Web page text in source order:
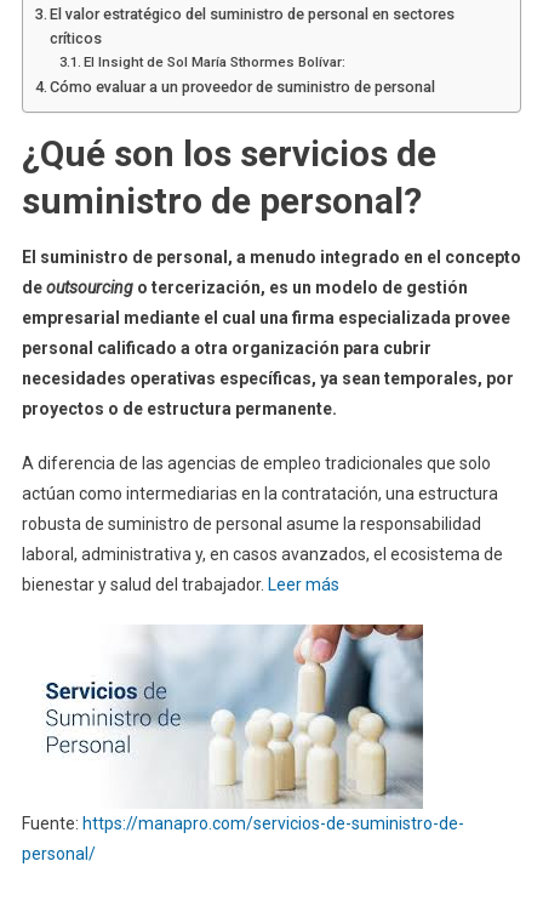
El valor estratégico del suministro de personal en sectores
críticos
El Insight de Sol María Sthormes Bolívar:
Cómo evaluar a un proveedor de suministro de personal
¿Qué son los servicios de
suministro de personal?
El suministro de personal, a menudo integrado en el concepto
deoutsourcingo tercerización, es un modelo de gestión
empresarial mediante el cual una firma especializada provee
personal calificado a otra organización para cubrir
necesidades operativas específicas, ya sean temporales, por
proyectos o de estructura permanente.
A diferencia de las agencias de empleo tradicionales que solo
actúan como intermediarias en la contratación, una estructura
robusta de suministro de personal asume la responsabilidad
laboral, administrativa y, en casos avanzados, el ecosistema de
bienestar y salud del trabajador. Leer más
Fuente: https://manapro.com/servicios-de-suministro-de-
personal/